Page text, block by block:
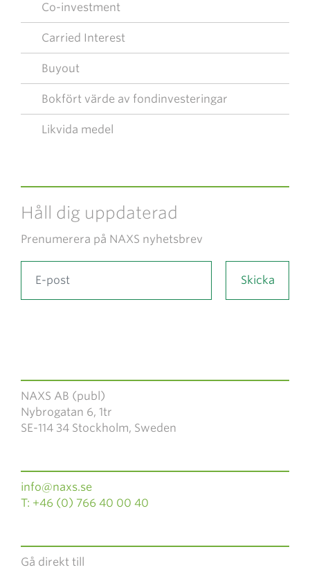
Co-investment
Carried Interest
Buyout
Bokfört värde av fondinvesteringar
Likvida medel
Håll dig uppdaterad
Prenumerera på NAXS nyhetsbrev
NAXS AB (publ)
Nybrogatan 6, 1tr
SE-114 34 Stockholm, Sweden
info@naxs.se
T: +46 (0) 766 40 00 40
Gå direkt till